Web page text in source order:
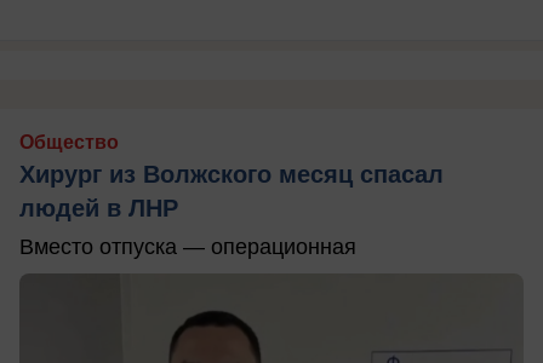
Общество
Хирург из Волжского месяц спасал
людей в ЛНР
Вместо отпуска — операционная